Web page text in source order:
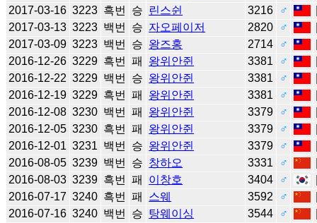
2017-03-16 3223 흑번 승 린스쉰 3216 ♂
2017-03-13 3223 백번 승 자오페이저 2820 ♂
2017-03-09 3223 백번 승 왕즈홍 2714 ♂
2016-12-26 3229 흑번 패 왕위안쥔 3381 ♂
2016-12-22 3229 백번 승 왕위안쥔 3381 ♂
2016-12-19 3229 흑번 패 왕위안쥔 3381 ♂
2016-12-08 3230 백번 패 왕위안쥔 3379 ♂
2016-12-05 3230 흑번 패 왕위안쥔 3379 ♂
2016-12-01 3231 백번 승 왕위안쥔 3379 ♂
2016-08-05 3239 백번 승 창하오 3331 ♂
2016-08-03 3239 흑번 패 이창호 3404 ♂
2016-07-17 3240 흑번 패 스웨 3592 ♂
2016-07-16 3240 백번 승 탕웨이싱 3544 ♂